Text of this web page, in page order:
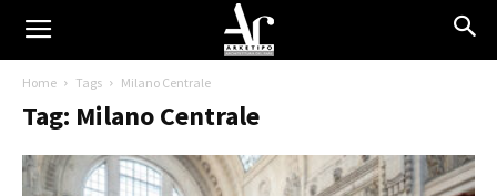
Home Tags Milano Centrale
Tag: Milano Centrale